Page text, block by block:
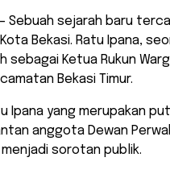
– Sebuah sejarah baru
Bekasi. Ratu Ipana,
sebagai Ketua Rukun
Bekasi Timur.
Ipana yang merupakan
anggota Dewan
menjadi sorotan publik.